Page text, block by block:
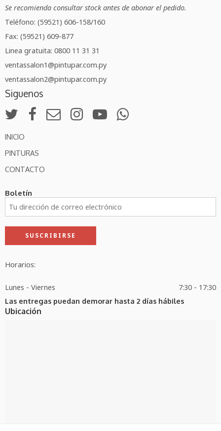
Se recomienda consultar stock antes de abonar el pedido.
Teléfono: (59521) 606-158/160
Fax: (59521) 609-877
Linea gratuita: 0800 11 31 31
ventassalon1@pintupar.com.py
ventassalon2@pintupar.com.py
Siguenos
INICIO
PINTURAS
CONTACTO
Boletín
Horarios:
Lunes - Viernes 7:30 - 17:30
Las entregas puedan demorar hasta 2 días hábiles
Ubicación